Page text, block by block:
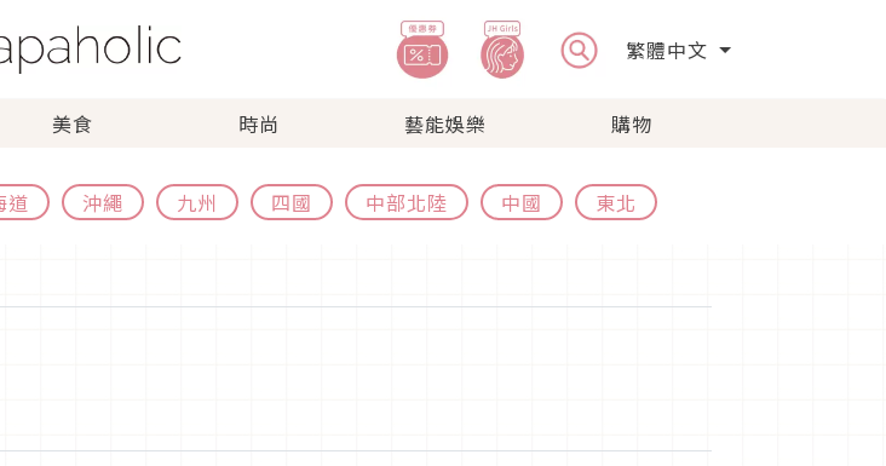
繁體中文
美食 時尚 藝能娛樂 購物
道 沖繩 九州 四國 中部北陸 中國 東北